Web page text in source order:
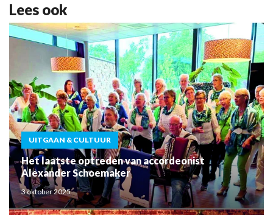
Lees ook
UITGAAN & CULTUUR
Het laatste optreden van accordeonist
Alexander Schoemaker
3 oktober 2025